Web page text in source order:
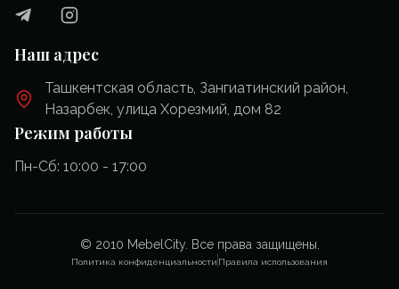
Наш адрес
Ташкентская область, Зангиатинский район,
Назарбек, улица Хорезмий, дом 82
Режим работы
Пн-Сб: 10:00 - 17:00
© 2010 MebelCity. Все права защищены.
Политика конфиденциальности Правила использования